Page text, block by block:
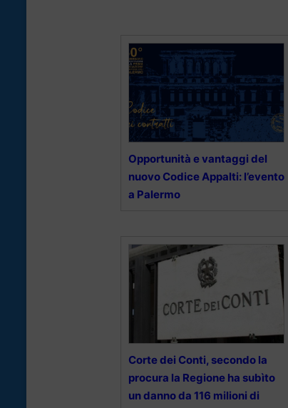
Opportunità e vantaggi del
nuovo Codice Appalti: l’evento
a Palermo
Corte dei Conti, secondo la
procura la Regione ha subìto
un danno da 116 milioni di